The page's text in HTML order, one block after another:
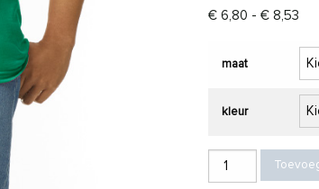
€6,80 - €8,53
maat
kleur
Gildan T-shirt